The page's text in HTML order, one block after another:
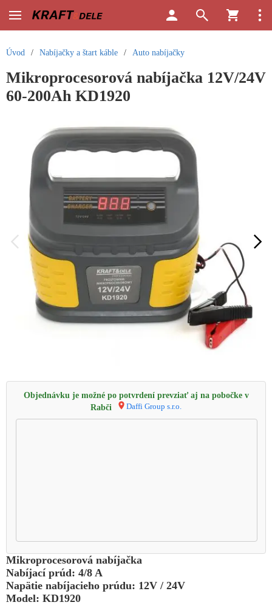
Úvod / Nabíjačky a štart káble / Auto nabíjačky
Mikroprocesorová nabíjačka 12V/24V
60-200Ah KD1920
Objednávku je možné po potvrdení prevziať aj na pobočke v
Rabči
Daffi Group s.r.o.
Mikroprocesorová nabíjačka
Nabíjací prúd: 4/8 A
Napätie nabíjacieho prúdu: 12V / 24V
Model: KD1920